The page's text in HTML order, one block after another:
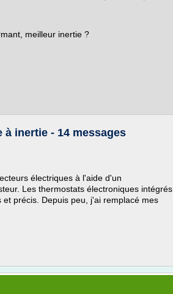
meilleur inertie ?
inertie - 14 messages
électriques à l'aide d'un
Les thermostats électroniques intégrés
précis. Depuis peu, j'ai remplacé mes